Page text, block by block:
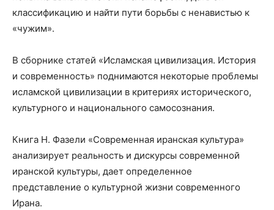
классификацию и найти пути борьбы с ненавистью к
«чужим».
В сборнике статей «Исламская цивилизация. История
и современность» поднимаются некоторые проблемы
исламской цивилизации в критериях исторического,
культурного и национального самосознания.
Книга Н. Фазели «Современная иранская культура»
анализирует реальность и дискурсы современной
иранской культуры, дает определенное
представление о культурной жизни современного
Ирана.